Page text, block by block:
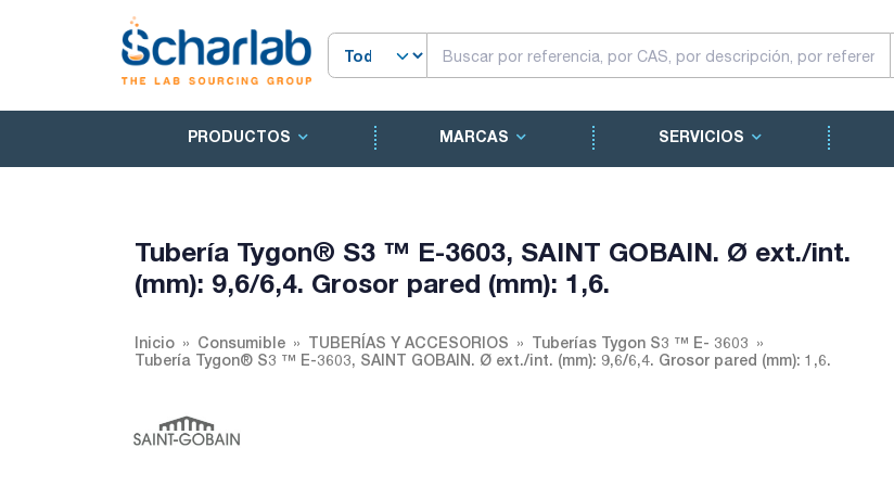
PRODUCTOS MARCAS SERVICIOS
Tubería Tygon® S3 ™ E-3603, SAINT GOBAIN. Ø ext./int.
(mm): 9,6/6,4. Grosor pared (mm): 1,6.
Inicio Consumible TUBERÍAS Y ACCESORIOS
Tuberías Tygon S3 ™ E- 3603
Tubería Tygon® S3 ™ E-3603, SAINT GOBAIN. Ø ext./int. (mm): 9,6/6,4. Grosor pared (mm): 1,6.